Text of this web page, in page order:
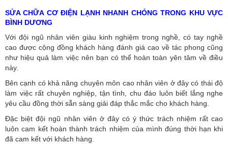
SỬA CHỮA CƠ ĐIỆN LẠNH NHANH CHÓNG TRONG KHU VỰC
BÌNH DƯƠNG
Với đội ngũ nhân viên giàu kinh nghiệm trong nghề, có tay nghề
cao được cộng đồng khách hàng đánh giá cao về tác phong cũng
như hiệu quả làm việc nên bạn có thể hoàn toàn yên tâm về điều
này.
Bên cạnh có khả năng chuyên môn cao nhân viên ở đây có thái độ
làm việc rất chuyên nghiệp, tận tình, chu đáo luôn biết lắng nghe
yêu cầu đồng thời sẵn sàng giải đáp thắc mắc cho khách hàng.
Đặc biệt đội ngũ nhân viên ở đây có ý thức trách nhiệm rất cao
luôn cam kết hoàn thành trách nhiệm của mình đúng thời hạn khi
đã cam kết với khách hàng.